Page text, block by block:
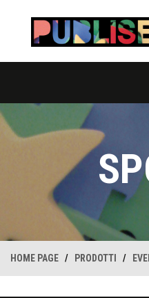
HOME PAGE / PRODOTTI /